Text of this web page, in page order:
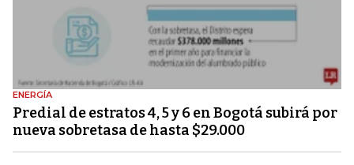
ENERGÍA
Predial de estratos 4, 5 y 6 en Bogotá subirá por
nueva sobretasa de hasta $29.000